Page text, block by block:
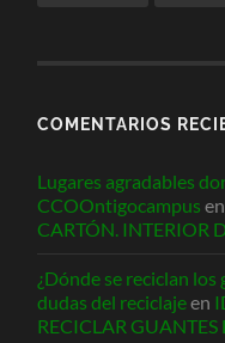
COMENTARIOS
Lugares agradables
CCOOntigocampus en
CARTÓN. INTERIOR
¿Dónde se reciclan los
dudas del reciclajeen
RECICLAR GUANTES